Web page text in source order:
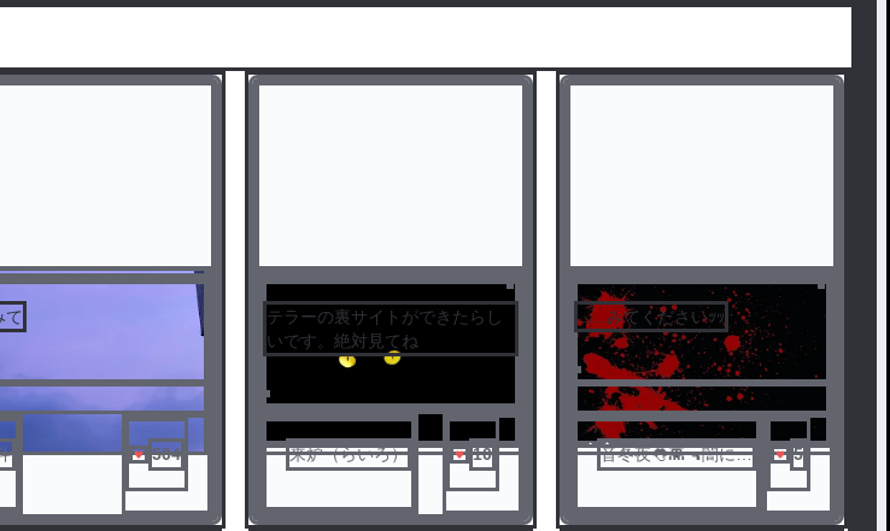
て
504
テラーの裏サイトができたらし
いです。絶対見てね
来炉（らいろ） 10
ノベ
......みてくださいｯｯ
音冬夜👅👾🔫闇に包
5